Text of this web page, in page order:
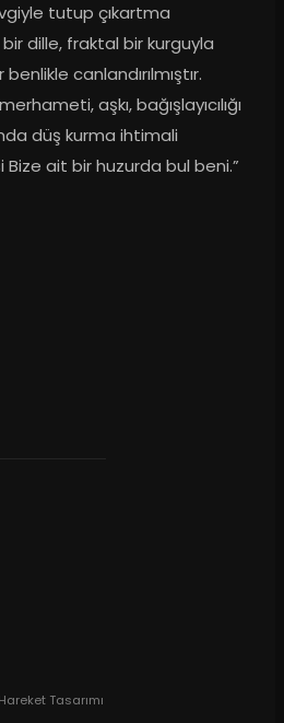
tutup çıkartma
bir dille, fraktal bir kurguyla
canlandırılmıştır.
aşkı, bağışlayıcılığı
düş kurma ihtimali
Bize ait bir huzurda bul beni.”
Tasarımı